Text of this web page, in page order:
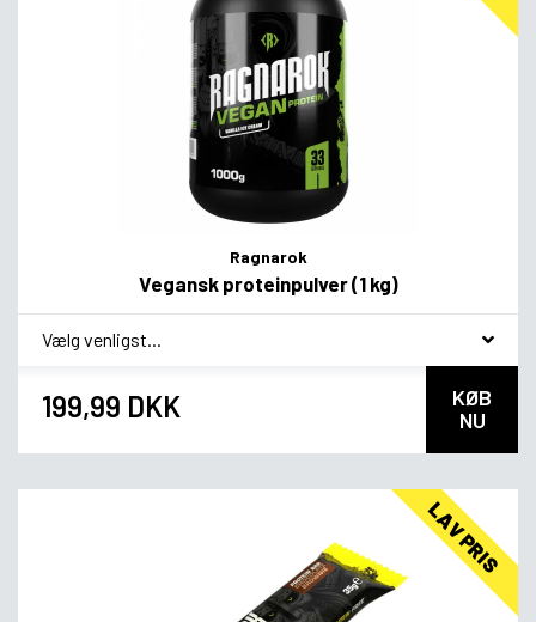
Ragnarok
Vegansk proteinpulver (1 kg)
* Smagsvariant
199,99 DKK
KØB
NU
LAV PRIS